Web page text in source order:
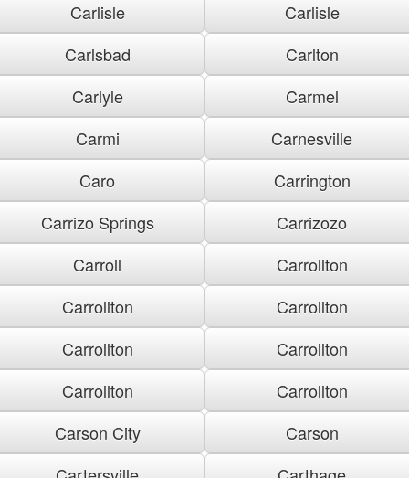
Carlisle
Carlisle
Carlsbad
Carlton
Carlyle
Carmel
Carmi
Carnesville
Caro
Carrington
Carrizo Springs
Carrizozo
Carroll
Carrollton
Carrollton
Carrollton
Carrollton
Carrollton
Carrollton
Carrollton
Carson City
Carson